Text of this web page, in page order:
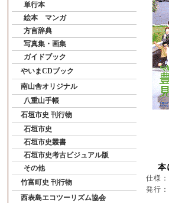
単行本
絵本 マンガ
方言辞典
写真集・画集
ガイドブック
やいまCDブック
南山舎オリジナル
八重山手帳
石垣市史 刊行物
石垣市史
石垣市史叢書
石垣市史考古ビジュアル版
その他
竹富町史 刊行物
西表島エコツーリズム協会
本
仕様
発行